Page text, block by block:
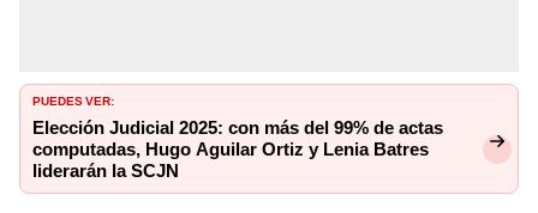
PUEDES VER:
Elección Judicial 2025: con más del 99% de actas
computadas, Hugo Aguilar Ortiz y Lenia Batres
liderarán la SCJN